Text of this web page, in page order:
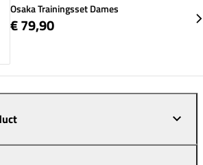
Osaka Trainingsset Dames
€ 79,90